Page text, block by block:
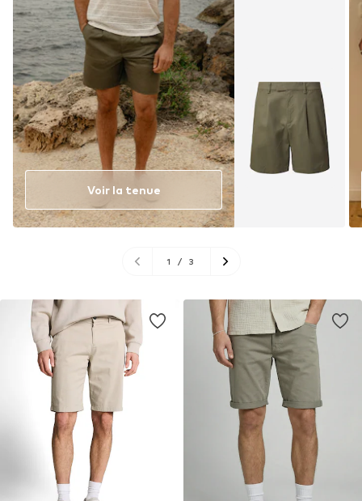
Voir la tenue
1 / 3